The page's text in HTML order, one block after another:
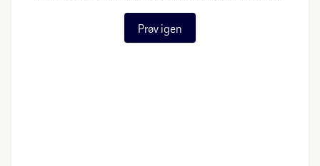
Prøv igen